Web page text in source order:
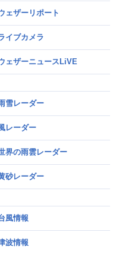
ェザーリポート
イブカメラ
ェザーニュースLiVE
雪レーダー
レーダー
界の雨雲レーダー
砂レーダー
風情報
波情報